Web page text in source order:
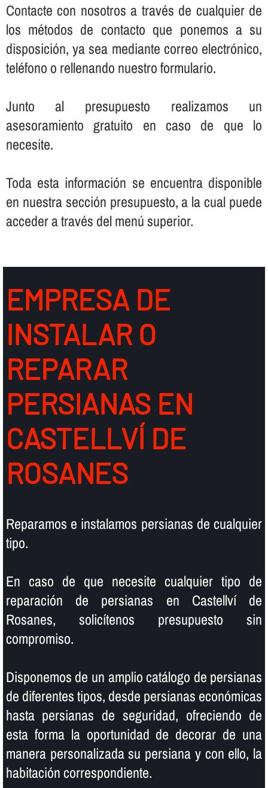
Contacte con nosotros a través de cualquier de
los métodos de contacto que ponemos a su
disposición, ya sea mediante correo electrónico,
teléfono o rellenando nuestro formulario.
Junto al presupuesto realizamos un
asesoramiento gratuito en caso de que lo
necesite.
Toda esta información se encuentra disponible
en nuestra sección presupuesto, a la cual puede
acceder a través del menú superior.
EMPRESA DE
INSTALAR O
REPARAR
PERSIANAS EN
CASTELLVÍ DE
ROSANES
Reparamos e instalamos persianas de cualquier
tipo.
En caso de que necesite cualquier tipo de
reparación de persianas en Castellví de
Rosanes, solicí­tenos presupuesto sin
compromiso.
Disponemos de un amplio catálogo de persianas
de diferentes tipos, desde persianas económicas
hasta persianas de seguridad, ofreciendo de
esta forma la oportunidad de decorar de una
manera personalizada su persiana y con ello, la
habitación correspondiente.